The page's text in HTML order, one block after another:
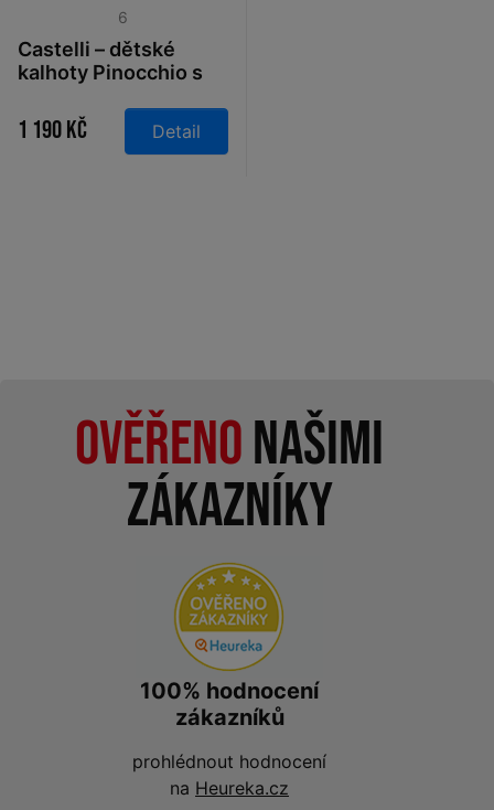
6
Castelli – dětské
kalhoty Pinocchio s
1 190 Kč Detail
Ověřenonašimi
zákazníky
100% hodnocení
zákazníků
prohlédnout hodnocení
na Heureka.cz